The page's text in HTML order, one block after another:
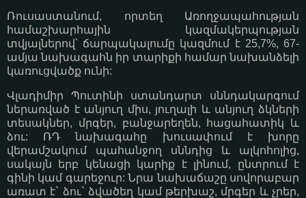
Ռուսաստանում, որտեղ Առողջապահության
համաշխարհային կազմակերպության
տվյալներով՝ ճարպակալումը կազմում է 25,7%, 67-
ամյա նախագահն իր տարիքի համար նախանձելի
կառուցվածք ունի:
Վլադիմիր Պուտինի ստանդարտ սննդակարգում
ներառված է անյուղ միս, յուղալի և անյուղ ձկների
տեսակներ, մրգեր, բանջարեղեն, հացահատիկ և
ձու: ՌԴ նախագահը խուսափում է խորը
վերամշակում պահանջող սննդից և ալկոհոլից,
սակայն երբ կենացի կարիք է լինում, ընտրում է
գինի կամ գարեջուր: Նրա նախաճաշը սովորաբար
առատ է` ձու` ձվածեղ կամ թերխաշ, մրգեր և չրեր,